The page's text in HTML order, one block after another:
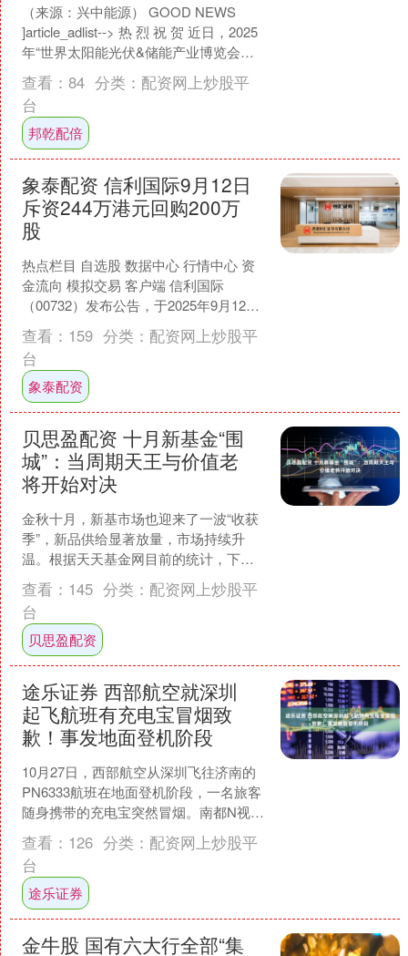
（来源：兴中能源） GOOD NEWS
]article_adlist--> 热 烈 祝 贺 近日，2025
年“世界太阳能光伏&储能产业博览会暨
光储行业....
查看： 84 分类： 配资网上炒股平
台
邦乾配倍
象泰配资 信利国际9月12日
斥资244万港元回购200万
股
热点栏目 自选股 数据中心 行情中心 资
金流向 模拟交易 客户端 信利国际
（00732）发布公告，于2025年9月12日
斥资244万港元回购200万股。 海量资....
查看： 159 分类： 配资网上炒股平
台
象泰配资
贝思盈配资 十月新基金“围
城”：当周期天王与价值老
将开始对决
金秋十月，新基市场也迎来了一波“收获
季”，新品供给显著放量，市场持续升
温。根据天天基金网目前的统计，下周
（10月13日至17日）预计至少有71只基
金开始认购，其....
查看： 145 分类： 配资网上炒股平
台
贝思盈配资
途乐证券 西部航空就深圳
起飞航班有充电宝冒烟致
歉！事发地面登机阶段
10月27日，西部航空从深圳飞往济南的
PN6333航班在地面登机阶段，一名旅客
随身携带的充电宝突然冒烟。南都N视频
记者从西部航空获悉，该事件无人员受
伤、未对飞机....
查看： 126 分类： 配资网上炒股平
台
途乐证券
金牛股 国有六大行全部“集